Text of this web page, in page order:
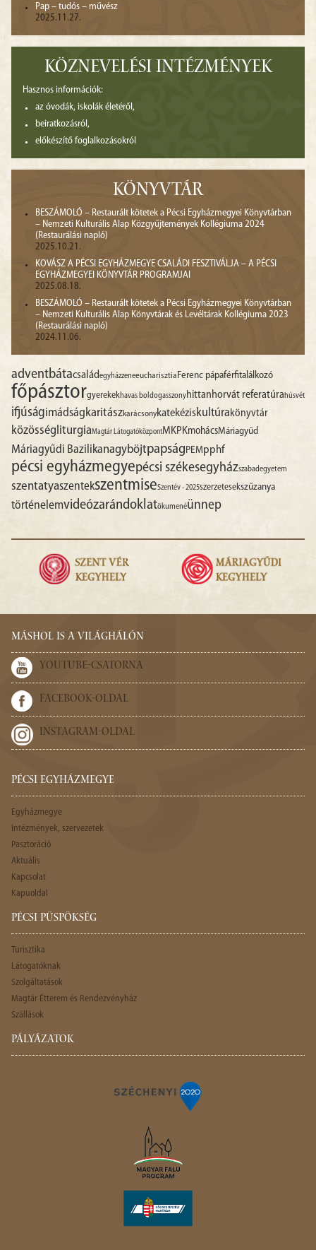
Pap – tudós – művész
2025.11.27.
KÖZNEVELÉSI INTÉZMÉNYEK
Hasznos információk:
az óvodák, iskolák életéről,
beiratkozásról,
előkészítő foglalkozásokról
KÖNYVTÁR
BESZÁMOLÓ – Restaurált kötetek a Pécsi Egyházmegyei Könyvtárban
– Nemzeti Kulturális Alap Közgyűjtemények Kollégiuma 2024
(Restaurálási napló)
2025.10.21.
KOVÁSZ A PÉCSI EGYHÁZMEGYE CSALÁDI FESZTIVÁLJA – A PÉCSI
EGYHÁZMEGYEI KÖNYVTÁR PROGRAMJAI
2025.08.18.
BESZÁMOLÓ – Restaurált kötetek a Pécsi Egyházmegyei Könyvtárban
– Nemzeti Kulturális Alap Könyvtárak és Levéltárak Kollégiuma 2023
(Restaurálási napló)
2024.11.06.
adventbátacsaládegyházzeneeucharisztia Ferenc pápaférfitalálkozó
főpásztorgyerekekhavas boldogasszonyhittanhorvát referatúrahúsvét
ifjúságimádságkaritászkarácsonykatekéziskultúra könyvtár
közösség liturgiaMagtár LátogatóközpontMKPKmohácsMáriagyűd
Máriagyűdi BazilikanagyböjtpapságPEMpphf
pécsi egyházmegyepécsi székesegyházszabadegyetem
szentatyaszentekszentmiseSzentév - 2025szerzetesekszűzanya
történelemvideózarándoklatökumenéünnep
MÁSHOL IS A VILÁGHÁLÓN
YOUTUBE-CSATORNA
FACEBOOK-OLDAL
INSTAGRAM-OLDAL
PÉCSI EGYHÁZMEGYE
Egyházmegye
Intézmények, szervezetek
Pasztoráció
Aktuális
Kapcsolat
Kapuoldal
PÉCSI PÜSPÖKSÉG
Turisztika
Látogatóknak
Szolgáltatások
Magtár Étterem és Rendezvényház
Szállások
PÁLYÁZATOK